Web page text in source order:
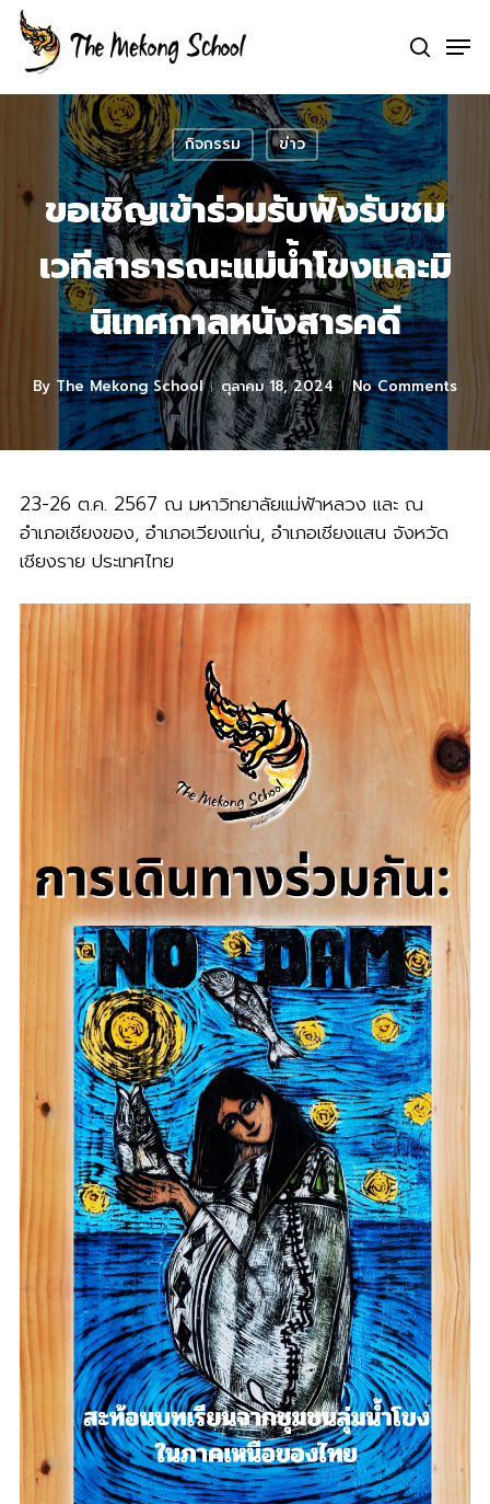
Skip
main
content
search
กิจกรรม ข่าว
ขอเชิญเข้าร่วมรับฟังรับชม
เวทีสาธารณะแม่น้ำโขงและมิ
นิเทศกาลหนังสารคดี
By The Mekong School ตุลาคม 18, 2024 No Comments
23-26 ต.ค. 2567 ณ มหาวิทยาลัยแม่ฟ้าหลวง และ ณ
อำเภอเชียงของ, อำเภอเวียงแก่น, อำเภอเชียงแสน จังหวัด
เชียงราย ประเทศไทย